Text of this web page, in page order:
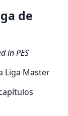
de
in PES
Liga Master